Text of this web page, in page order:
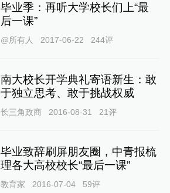
毕业季：再听大学校长们上“最
后一课”
@所有人 2017-06-22 244评
南大校长开学典礼寄语新生：敢
于独立思考、敢于挑战权威
长三角政商 2016-08-31 21评
毕业致辞刷屏朋友圈，中青报梳
理各大高校校长“最后一课”
教育家 2016-07-04 59评